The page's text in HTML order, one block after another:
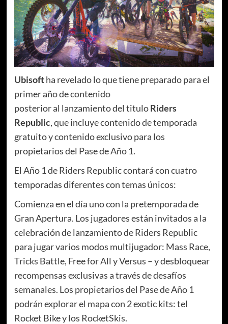
Ubisoftha revelado lo que tiene preparado para el
primer año de contenido
posterior al lanzamiento del tituloRiders
Republic, que incluye contenido de temporada
gratuito y contenido exclusivo para los
propietarios del Pase de Año 1.
El Año 1 de Riders Republic contará con cuatro
temporadas diferentes con temas únicos:
Comienza en el día uno con la pretemporada de
Gran Apertura. Los jugadores están invitados a la
celebración de lanzamiento de Riders Republic
para jugar varios modos multijugador: Mass Race,
Tricks Battle, Free for All y Versus – y desbloquear
recompensas exclusivas a través de desafíos
semanales. Los propietarios del Pase de Año 1
podrán explorar el mapa con 2 exotic kits: tel
Rocket Bike y los RocketSkis.